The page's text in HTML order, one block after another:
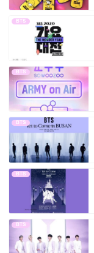
BTS
BTS
BTS
BTS
BTS